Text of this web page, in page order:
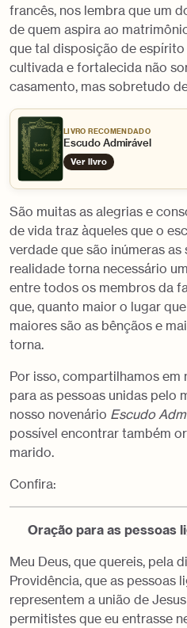
francês, nos lembra que um
de quem aspira ao
que tal disposição de
cultivada e fortalecida não
casamento, mas sobretudo
LIVRO RECOMENDADO
Escudo Admirável
Ver livro
São muitas as alegrias e
de vida traz àqueles que o
verdade que são inúmeras as
realidade torna necessário
entre todos os membros da
que, quanto maior o lugar
maiores são as bênçãos e
torna.
Por isso, compartilhamos em
para as pessoas unidas pelo
nosso novenário Escudo
possível encontrar também
marido.
Confira:
Oração para as pessoas
Meu Deus, que quereis, pela
Providência, que as pessoas
representem a união de
permitistes que eu entrasse